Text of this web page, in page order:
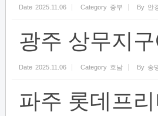
Date 2025.11.06 Category 중부 By 안
광주 상무지
Date 2025.11.06 Category 호남 By 송
파주 롯데프